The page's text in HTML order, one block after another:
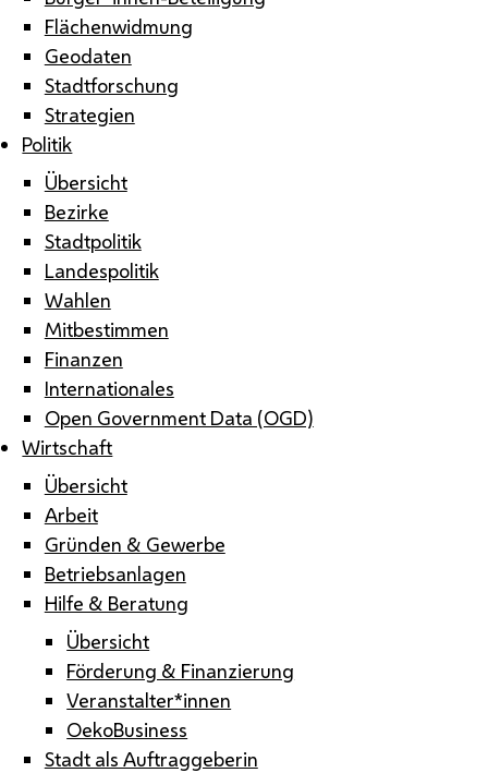
Flächenwidmung
Geodaten
Stadtforschung
Strategien
Politik
Übersicht
Bezirke
Stadtpolitik
Landespolitik
Wahlen
Mitbestimmen
Finanzen
Internationales
Open Government Data (OGD)
Wirtschaft
Übersicht
Arbeit
Gründen & Gewerbe
Betriebsanlagen
Hilfe & Beratung
Übersicht
Förderung & Finanzierung
Veranstalter*innen
OekoBusiness
Stadt als Auftraggeberin